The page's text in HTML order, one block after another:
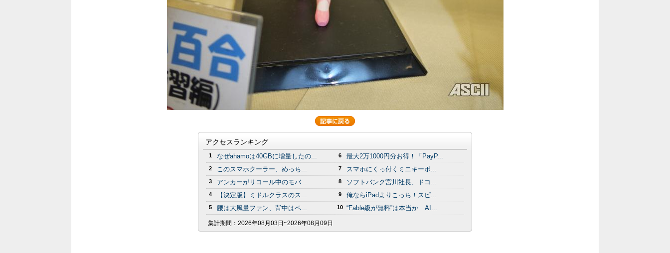
アクセスランキング
1 なぜahamoは40GBに増量したの...
2 このスマホクーラー、めっち...
3 アンカーがリコール中のモバ...
4 【決定版】ミドルクラスのス...
5 腰は大風量ファン、背中はペ...
6 最大2万1000円分お得！「PayP...
7 スマホにくっ付くミニキーボ...
8 ソフトバンク宮川社長、ドコ...
9 俺ならiPadよりこっち！スピ...
10 “Fable級が無料”は本当か AI...
集計期間： 2026年08月03日~2026年08月09日